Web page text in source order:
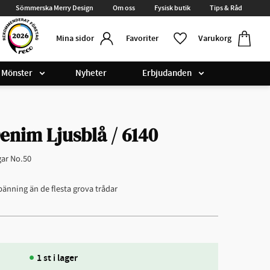
Sömmerska Merry Design Om oss Fysisk butik Tips & Råd
Mina sidor Favoriter Varukorg
Favoriter
Mönster Nyheter Erbjudanden
Ljusblå / 6140
No.50
än de flesta grova trådar
1 st i lager